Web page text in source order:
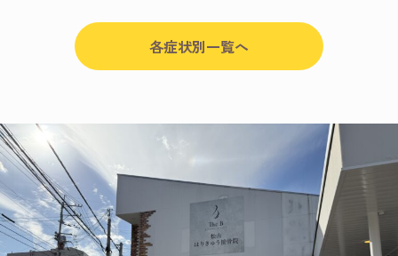
各症状別一覧へ